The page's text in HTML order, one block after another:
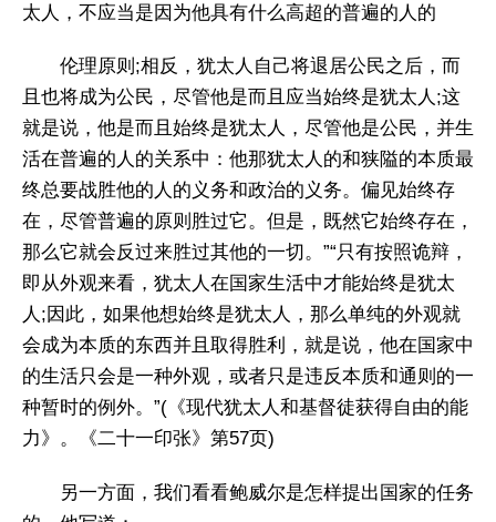
太人，不应当是因为他具有什么高超的普遍的人的
伦理原则;相反，犹太人自己将退居公民之后，而
且也将成为公民，尽管他是而且应当始终是犹太人;这
就是说，他是而且始终是犹太人，尽管他是公民，并生
活在普遍的人的关系中：他那犹太人的和狭隘的本质最
终总要战胜他的人的义务和政治的义务。偏见始终存
在，尽管普遍的原则胜过它。但是，既然它始终存在，
那么它就会反过来胜过其他的一切。”“只有按照诡辩，
即从外观来看，犹太人在国家生活中才能始终是犹太
人;因此，如果他想始终是犹太人，那么单纯的外观就
会成为本质的东西并且取得胜利，就是说，他在国家中
的生活只会是一种外观，或者只是违反本质和通则的一
种暂时的例外。”(《现代犹太人和基督徒获得自由的能
力》。《二十一印张》第57页)
另一方面，我们看看鲍威尔是怎样提出国家的任务